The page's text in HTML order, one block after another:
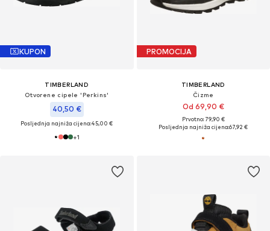
KUPON
TIMBERLAND
Otvorene cipele 'Perkins'
40,50 €
Posljednja najniža cijena:45,00 €
+1
PROMOCIJA
TIMBERLAND
Čizme
Od 69,90 €
Prvotno: 79,90 €
Posljednja najniža cijena:67,92 €